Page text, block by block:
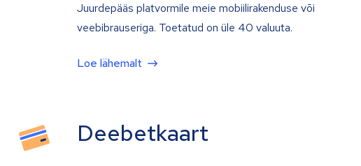
Juurdepääs platvormile meie mobiilirakenduse või
veebibrauseriga. Toetatud on üle 40 valuuta.
Loe lähemalt
Deebetkaart